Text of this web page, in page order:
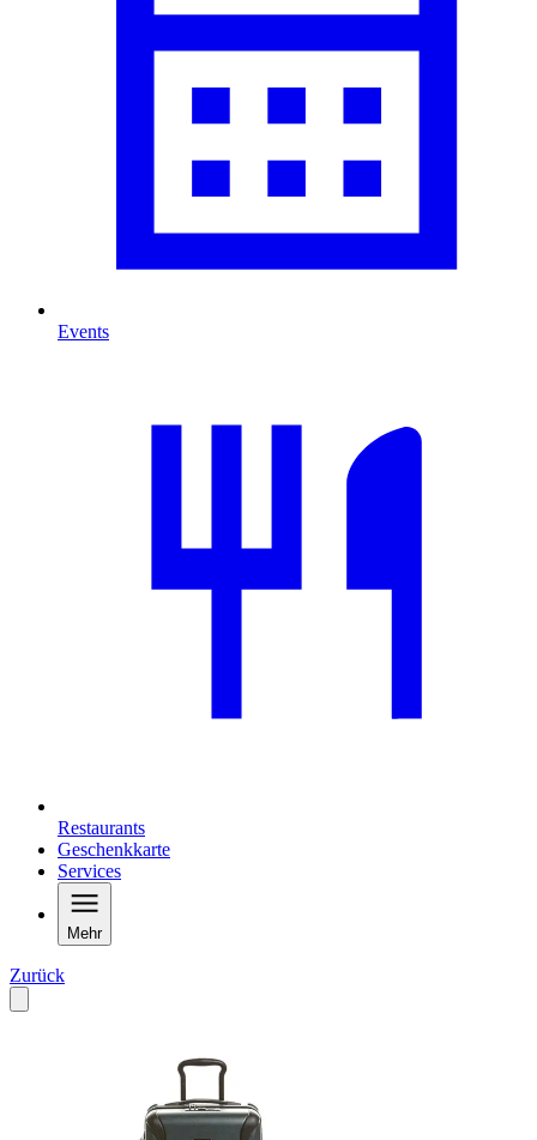
Events
Restaurants
Geschenkkarte
Services
Mehr
Zurück